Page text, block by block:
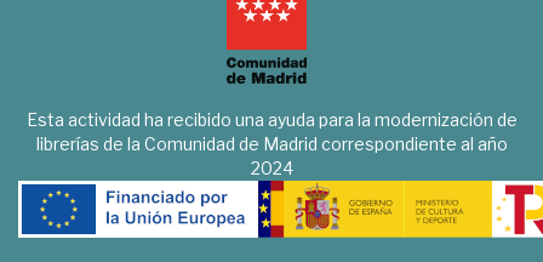
Esta actividad ha recibido una ayuda para la modernización de
librerías de la Comunidad de Madrid correspondiente al año
2024